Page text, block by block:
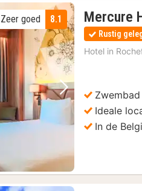
Volgende foto
8.1
Zeer goed Mercure
Rustig
Hotel in
Zwembad
Ideale
In de